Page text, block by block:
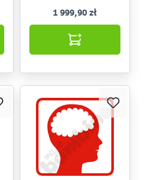
1 999,90 zł